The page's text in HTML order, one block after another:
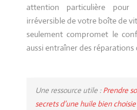
attention particulière pour
irréversible de votre boîte de
seulement compromet le
aussi entraîner des réparations
Une ressource utile :Prendre
secrets d’une huile bien choisie